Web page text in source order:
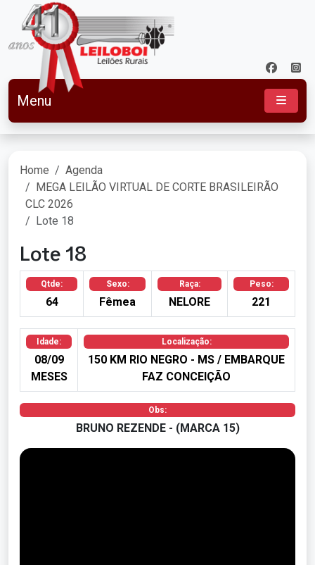
Menu
Home
Agenda
MEGA LEILÃO VIRTUAL DE CORTE BRASILEIRÃO
CLC 2026
Lote 18
Lote 18
Qtde:
64
Sexo:
Fêmea
Raça:
NELORE
Peso:
221
Idade:
08/09
MESES
Localização:
150 KM RIO NEGRO - MS / EMBARQUE
FAZ CONCEIÇÃO
Obs:
BRUNO REZENDE - (MARCA 15)